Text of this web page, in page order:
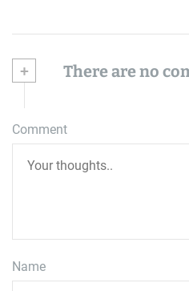
+ There are no
Comment
Name